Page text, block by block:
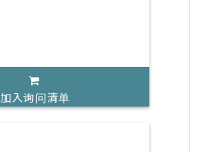
加入询问清单